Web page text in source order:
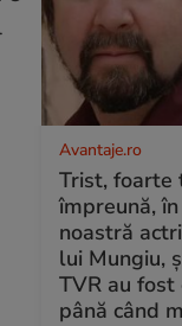
Avantaje.ro
Trist, foarte
împreună,
noastră
lui Mungiu,
TVR au
până când